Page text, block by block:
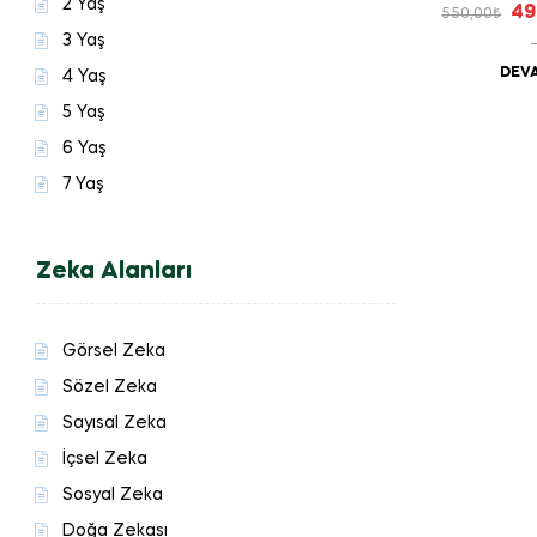
550,00₺
2 Yaş
3 Yaş
4 Yaş
5 Yaş
6 Yaş
7 Yaş
Zeka Alanları
Görsel Zeka
Sözel Zeka
Sayısal Zeka
İçsel Zeka
Sosyal Zeka
Doğa Zekası